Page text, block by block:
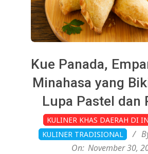
Kue Panada,
Minahasa yang
Lupa Pastel dan
2025-
11-
30
KULINER KHAS DAERAH DI
KULINER TRADISIONAL
On: November 30,